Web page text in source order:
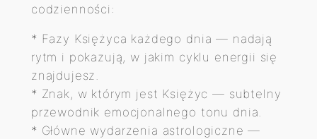
0
(
w
r
codzienności:
* Fazy Księżyca każdego dnia — nadają
rytm i pokazują, w jakim cyklu energii się
znajdujesz.
* Znak, w którym jest Księżyc — subtelny
przewodnik emocjonalnego tonu dnia.
* Główne wydarzenia astrologiczne —